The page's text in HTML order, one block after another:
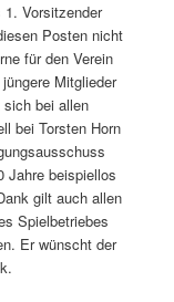
Vorsitzender
Posten nicht
für den Verein
Mitglieder
bei allen
bei Torsten Horn
Jahre beispiellos
gilt auch allen
Spielbetriebes
Er wünscht der